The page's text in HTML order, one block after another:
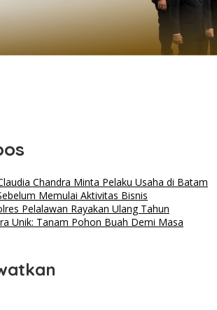
Chandra Minta Pelaku Usaha di Batam
Memulai Aktivitas Bisnis
Pelalawan Rayakan Ulang Tahun
Unik: Tanam Pohon Buah Demi Masa